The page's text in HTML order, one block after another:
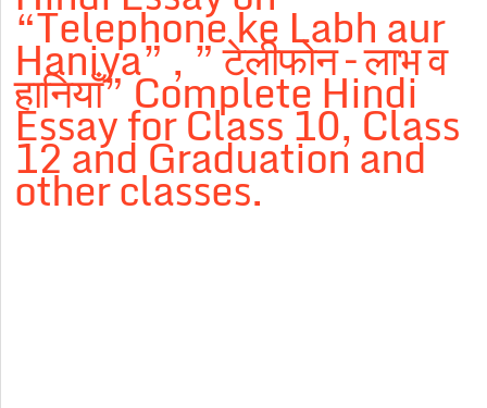
“Telephone ke Labh aur
Haniya” , ” टेलीफोन – लाभ व
हानियाँ” Complete Hindi
Essay for Class 10, Class
12 and Graduation and
other classes.